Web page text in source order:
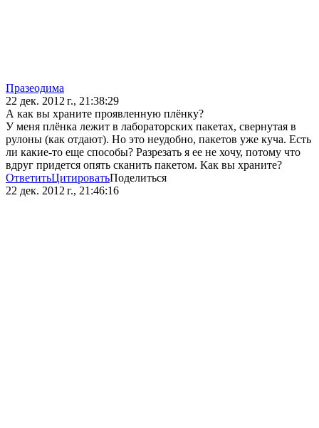
Празеодима
22 дек. 2012 г., 21:38:29
А как вы храните проявленную плёнку?
У меня плёнка лежит в лабораторских пакетах, свернутая в
рулоны (как отдают). Но это неудобно, пакетов уже куча. Есть
ли какие-то еще способы? Разрезать я ее не хочу, потому что
вдруг придется опять сканить пакетом. Как вы храните?
ОтветитьЦитироватьПоделиться
22 дек. 2012 г., 21:46:16